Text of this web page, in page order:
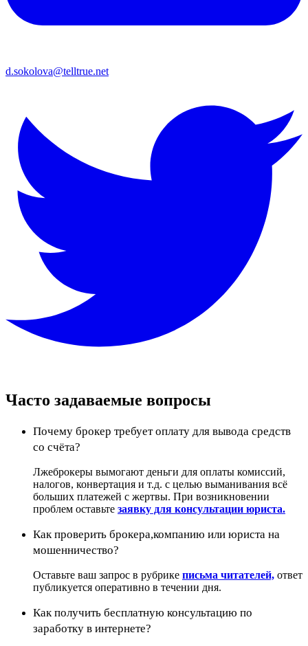
d.sokolova@telltrue.net
Часто задаваемые вопросы
Почему брокер требует оплату для вывода средств
со счёта?
Лжеброкеры вымогают деньги для оплаты комиссий,
налогов, конвертация и т.д. с целью выманивания всё
больших платежей с жертвы. При возникновении
проблем оставьте заявку для консультации юриста.
Как проверить брокера,компанию или юриста на
мошенничество?
Оставьте ваш запрос в рубрике письма читателей, ответ
публикуется оперативно в течении дня.
Как получить бесплатную консультацию по
заработку в интернете?